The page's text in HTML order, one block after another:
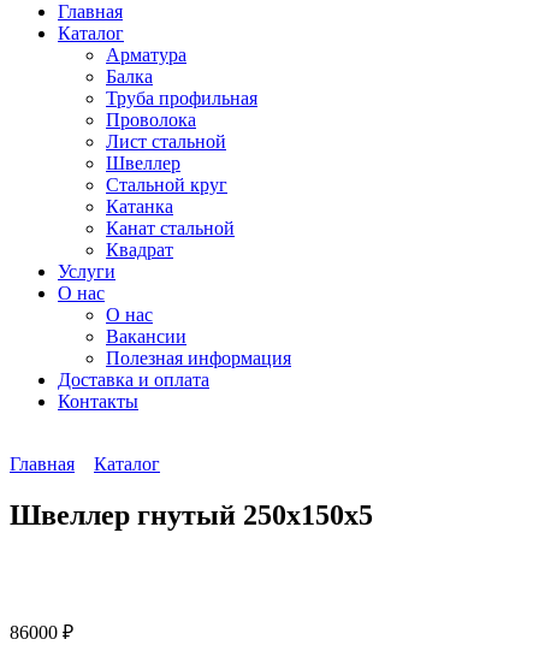
Главная
Каталог
Арматура
Балка
Труба профильная
Проволока
Лист стальной
Швеллер
Стальной круг
Катанка
Канат стальной
Квадрат
Услуги
О нас
О нас
Вакансии
Полезная информация
Доставка и оплата
Контакты
Главная Каталог
Швеллер гнутый 250х150х5
86000 ₽